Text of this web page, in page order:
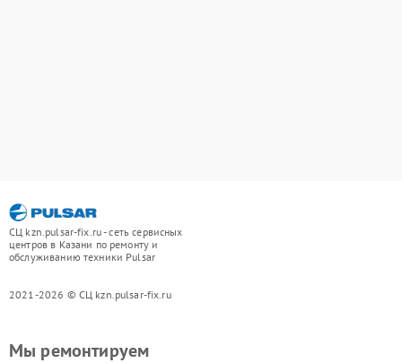
СЦ kzn.pulsar-fix.ru - сеть сервисных
центров в Казани по ремонту и
обслуживанию техники Pulsar
2021-2026 © СЦ kzn.pulsar-fix.ru
Мы ремонтируем